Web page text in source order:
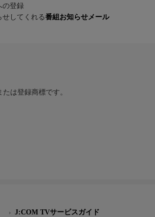
の登録
してくれる番組お知らせメール
は登録商標です。
J:COM TVサービスガイド